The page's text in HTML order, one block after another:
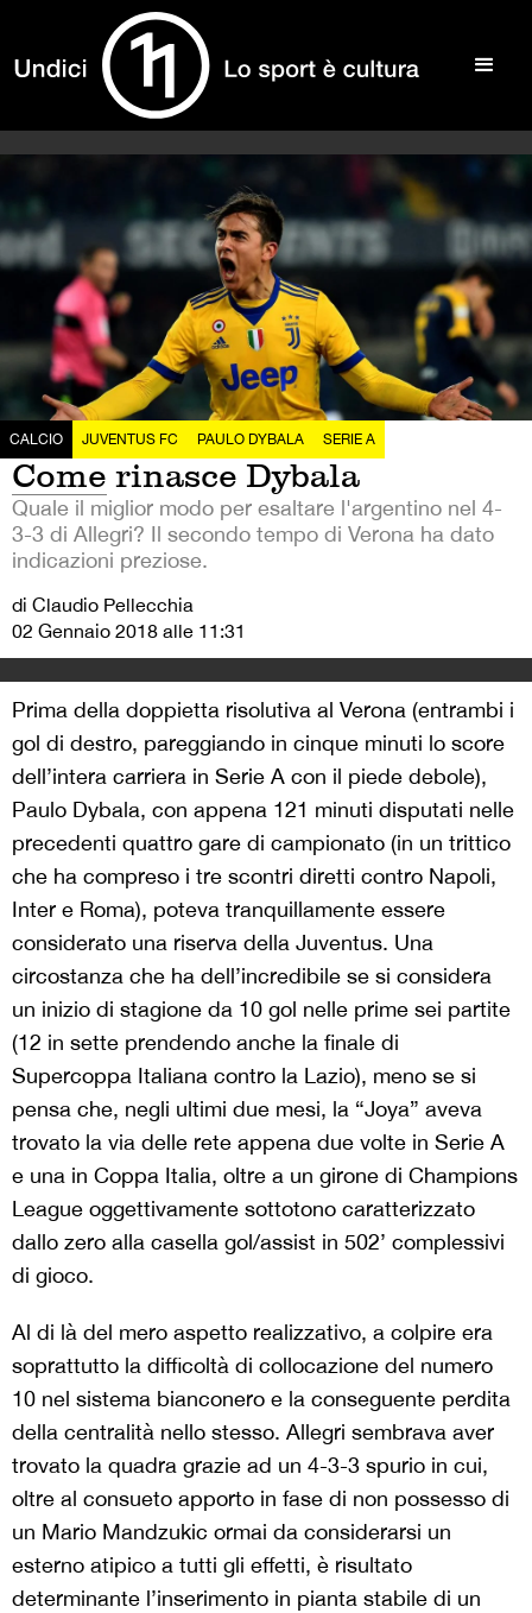
CALCIO JUVENTUS FC PAULO DYBALA SERIE A
Come rinasce Dybala
Quale il miglior modo per esaltare l'argentino nel 4-
3-3 di Allegri? Il secondo tempo di Verona ha dato
indicazioni preziose.
di Claudio Pellecchia
02 Gennaio 2018 alle 11:31
Prima della doppietta risolutiva al Verona (entrambi i
gol di destro, pareggiando in cinque minuti lo score
dell’intera carriera in Serie A con il piede debole),
Paulo Dybala, con appena 121 minuti disputati nelle
precedenti quattro gare di campionato (in un trittico
che ha compreso i tre scontri diretti contro Napoli,
Inter e Roma), poteva tranquillamente essere
considerato una riserva della Juventus. Una
circostanza che ha dell’incredibile se si considera
un inizio di stagione da 10 gol nelle prime sei partite
(12 in sette prendendo anche la finale di
Supercoppa Italiana contro la Lazio), meno se si
pensa che, negli ultimi due mesi, la “Joya” aveva
trovato la via delle rete appena due volte in Serie A
e una in Coppa Italia, oltre a un girone di Champions
League oggettivamente sottotono caratterizzato
dallo zero alla casella gol/assist in 502’ complessivi
di gioco.
Al di là del mero aspetto realizzativo, a colpire era
soprattutto la difficoltà di collocazione del numero
10 nel sistema bianconero e la conseguente perdita
della centralità nello stesso. Allegri sembrava aver
trovato la quadra grazie ad un 4-3-3 spurio in cui,
oltre al consueto apporto in fase di non possesso di
un Mario Mandzukic ormai da considerarsi un
esterno atipico a tutti gli effetti, è risultato
determinante l’inserimento in pianta stabile di un